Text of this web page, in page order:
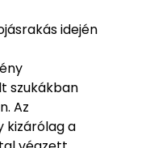
idején
szukákban
Az
kizárólag a